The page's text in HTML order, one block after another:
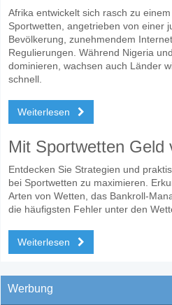
Afrika entwickelt sich rasch zu
Sportwetten, angetrieben von einer
Bevölkerung, zunehmendem
Regulierungen. Während Nigeria
dominieren, wachsen auch Länder
schnell.
Weiterlesen
Mit Sportwetten Geld
Entdecken Sie Strategien und
bei Sportwetten zu maximieren.
Arten von Wetten, das Bankroll-
die häufigsten Fehler unter den
Weiterlesen
Werbung